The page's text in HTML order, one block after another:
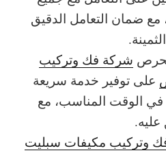
مع ضمان التعامل الدقيق
شركة فك وتركيب
على توفير خدمة سريعة
في الوقت المناسب، مع
عليه.
وتركيب مكيفات سبليت